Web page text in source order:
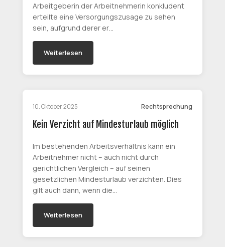
Arbeitgeberin der Arbeitnehmerin konkludent
erteilte eine Versorgungszusage zu sehen
sein, aufgrund derer er…
Weiterlesen
10. Oktober 2025 Rechtsprechung
Kein Verzicht auf Mindesturlaub möglich
Im bestehenden Arbeitsverhältnis kann ein
Arbeitnehmer nicht – auch nicht durch
gerichtlichen Vergleich – auf seinen
gesetzlichen Mindesturlaub verzichten. Dies
gilt auch dann, wenn die…
Weiterlesen